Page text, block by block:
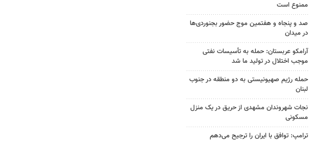
ممنوع است
صد و پنجاه و هفتمین موج حضور بجنوردی‌ها
در میدان
آرامکو عربستان: حمله به تأسیسات نفتی
موجب اختلال در تولید ما شد
حمله رژیم صهیونیستی به دو منطقه در جنوب
لبنان
نجات شهروندان مشهدی از حریق در یک منزل
مسکونی
ترامپ: توافق با ایران را ترجیح می‌دهم